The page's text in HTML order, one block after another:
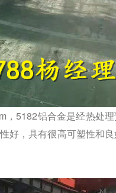
，5182铝合金是经热处
好，具有很高可塑性和